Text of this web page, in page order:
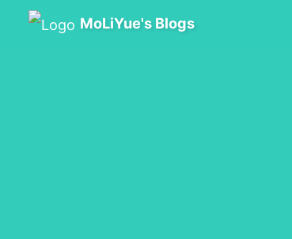
MoLiYue's Blogs